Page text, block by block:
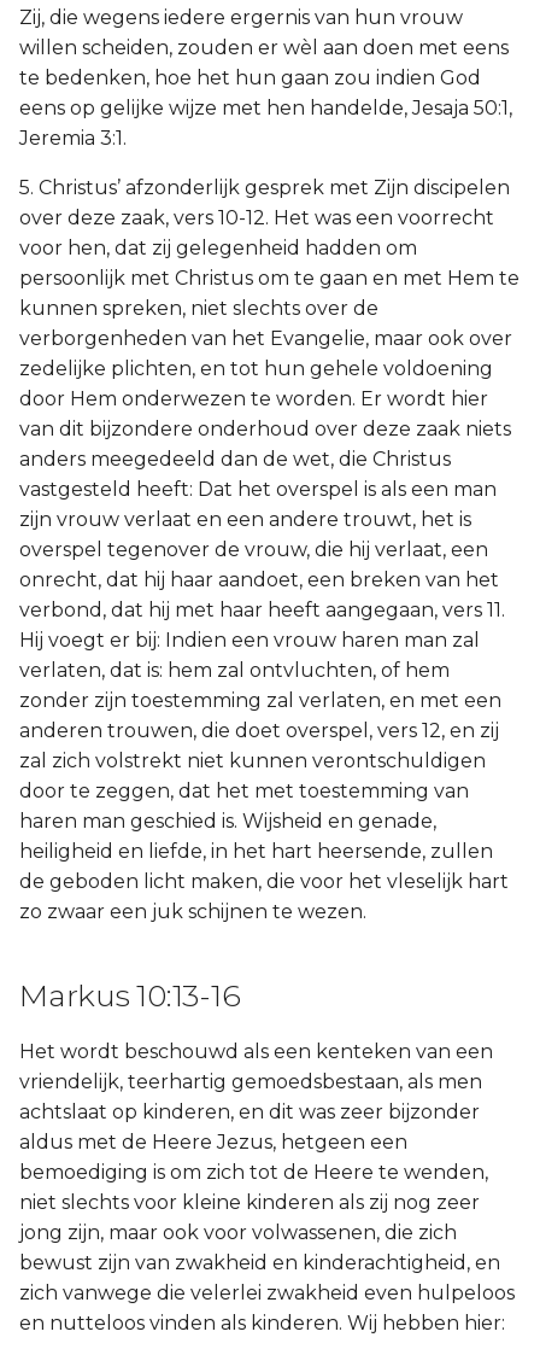
Zij, die wegens iedere ergernis van hun vrouw
willen scheiden, zouden er wèl aan doen met eens
te bedenken, hoe het hun gaan zou indien God
eens op gelijke wijze met hen handelde, Jesaja 50:1,
Jeremia 3:1.
5. Christus’ afzonderlijk gesprek met Zijn discipelen
over deze zaak, vers 10-12. Het was een voorrecht
voor hen, dat zij gelegenheid hadden om
persoonlijk met Christus om te gaan en met Hem te
kunnen spreken, niet slechts over de
verborgenheden van het Evangelie, maar ook over
zedelijke plichten, en tot hun gehele voldoening
door Hem onderwezen te worden. Er wordt hier
van dit bijzondere onderhoud over deze zaak niets
anders meegedeeld dan de wet, die Christus
vastgesteld heeft: Dat het overspel is als een man
zijn vrouw verlaat en een andere trouwt, het is
overspel tegenover de vrouw, die hij verlaat, een
onrecht, dat hij haar aandoet, een breken van het
verbond, dat hij met haar heeft aangegaan, vers 11.
Hij voegt er bij: Indien een vrouw haren man zal
verlaten, dat is: hem zal ontvluchten, of hem
zonder zijn toestemming zal verlaten, en met een
anderen trouwen, die doet overspel, vers 12, en zij
zal zich volstrekt niet kunnen verontschuldigen
door te zeggen, dat het met toestemming van
haren man geschied is. Wijsheid en genade,
heiligheid en liefde, in het hart heersende, zullen
de geboden licht maken, die voor het vleselijk hart
zo zwaar een juk schijnen te wezen.
Markus 10:13-16
Het wordt beschouwd als een kenteken van een
vriendelijk, teerhartig gemoedsbestaan, als men
achtslaat op kinderen, en dit was zeer bijzonder
aldus met de Heere Jezus, hetgeen een
bemoediging is om zich tot de Heere te wenden,
niet slechts voor kleine kinderen als zij nog zeer
jong zijn, maar ook voor volwassenen, die zich
bewust zijn van zwakheid en kinderachtigheid, en
zich vanwege die velerlei zwakheid even hulpeloos
en nutteloos vinden als kinderen. Wij hebben hier: